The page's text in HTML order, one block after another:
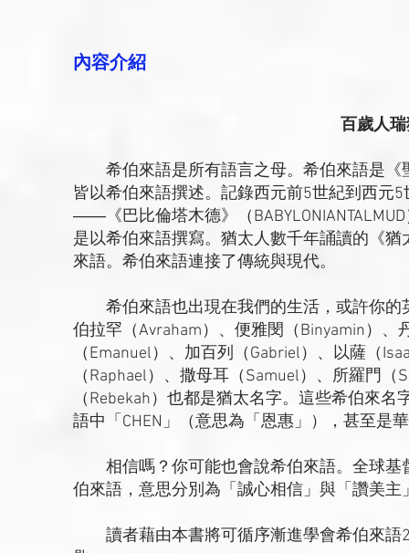
內容介紹
百歲人
希伯來語是所有語言之母。希伯來語是《
皆以希伯來語撰述。記錄西元前5世紀到西元
――《巴比倫塔木德》（
是以希伯來語撰寫。猶太人數千年誦讀的《
來語。希伯來語連接了傳統與現代。
希伯來語也出現在我們的生活，或許你的
伯拉罕（Avraham）、便雅閔（Binyamin）、
（Emanuel）、加百列（Gabriel）、以薩（
（Raphael）、撒母耳（Samuel）、所羅門
（Rebekah）也都是猶太名字。這些希伯來
語中「CHEN」（意思為「恩惠」），甚至是
相信嗎？你可能也會說希伯來語。全球基
伯來語，意思分別為「誠心相信」與「讚美主
讀者藉由本書將可循序漸進學會希伯來語